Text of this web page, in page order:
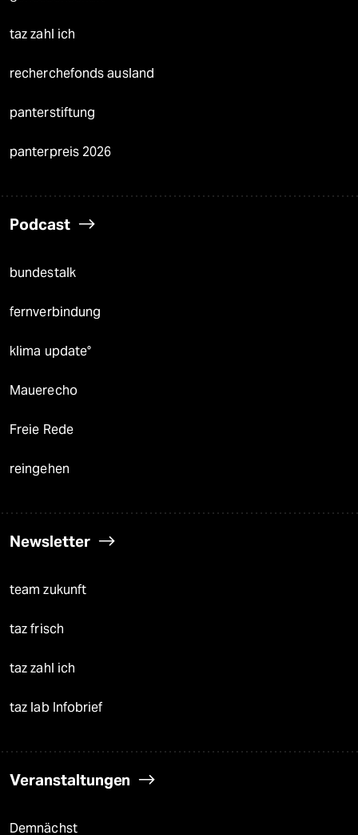
taz zahl ich
recherchefonds ausland
panterstiftung
panterpreis 2026
Podcast
bundestalk
fernverbindung
klima update°
Mauerecho
Freie Rede
reingehen
Newsletter
team zukunft
taz frisch
taz zahl ich
taz lab Infobrief
Veranstaltungen
Demnächst